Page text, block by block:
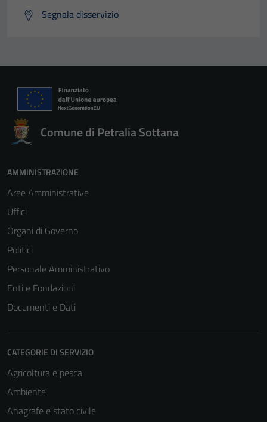
Segnala disservizio
Comune di Petralia Sottana
AMMINISTRAZIONE
Aree Amministrative
Uffici
Organi di Governo
Politici
Personale Amministrativo
Enti e Fondazioni
Documenti e Dati
CATEGORIE DI SERVIZIO
Agricoltura e pesca
Ambiente
Anagrafe e stato civile